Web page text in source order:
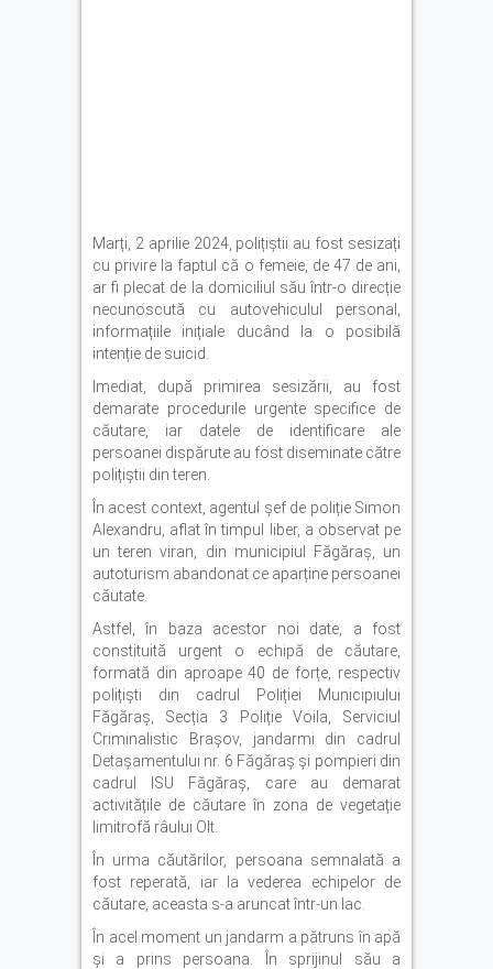
Marți, 2 aprilie 2024, polițiștii au fost sesizați
cu privire la faptul că o femeie, de 47 de ani,
ar fi plecat de la domiciliul său într-o direcție
necunoscută cu autovehiculul personal,
informațiile inițiale ducând la o posibilă
intenție de suicid.
Imediat, după primirea sesizării, au fost
demarate procedurile urgente specifice de
căutare, iar datele de identificare ale
persoanei dispărute au fost diseminate către
polițiștii din teren.
În acest context, agentul șef de poliție Simon
Alexandru, aflat în timpul liber, a observat pe
un teren viran, din municipiul Făgăraș, un
autoturism abandonat ce aparține persoanei
căutate.
Astfel, în baza acestor noi date, a fost
constituită urgent o echipă de căutare,
formată din aproape 40 de forțe, respectiv
polițiști din cadrul Poliției Municipiului
Făgăraș, Secția 3 Poliție Voila, Serviciul
Criminalistic Brașov, jandarmi din cadrul
Detașamentului nr. 6 Făgăraș și pompieri din
cadrul ISU Făgăraș, care au demarat
activitățile de căutare în zona de vegetație
limitrofă râului Olt.
În urma căutărilor, persoana semnalată a
fost reperată, iar la vederea echipelor de
căutare, aceasta s-a aruncat într-un lac.
În acel moment un jandarm a pătruns în apă
și a prins persoana. În sprijinul său a